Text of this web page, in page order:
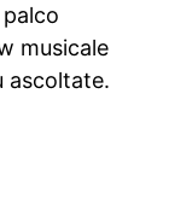
musicale
ascoltate.